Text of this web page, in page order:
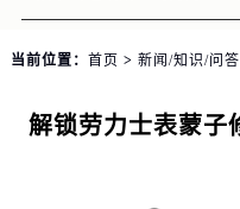
当前位置： 首页 > 新闻/知识/问答
解锁劳力士表蒙子